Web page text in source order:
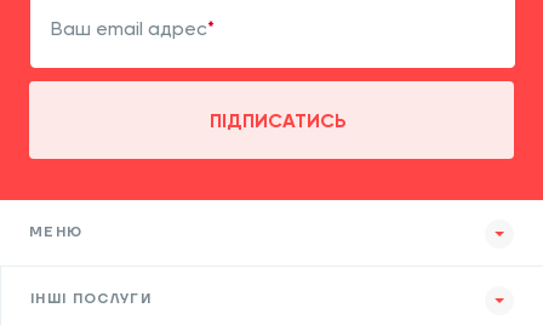
Ваш email адрес
ПІДПИСАТИСЬ
МЕНЮ
ІНШІ ПОСЛУГИ